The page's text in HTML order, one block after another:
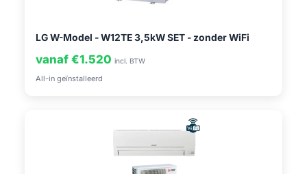
LG W-Model - W12TE 3,5kW SET - zonder WiFi
vanaf €1.520 incl. BTW
All-in geïnstalleerd